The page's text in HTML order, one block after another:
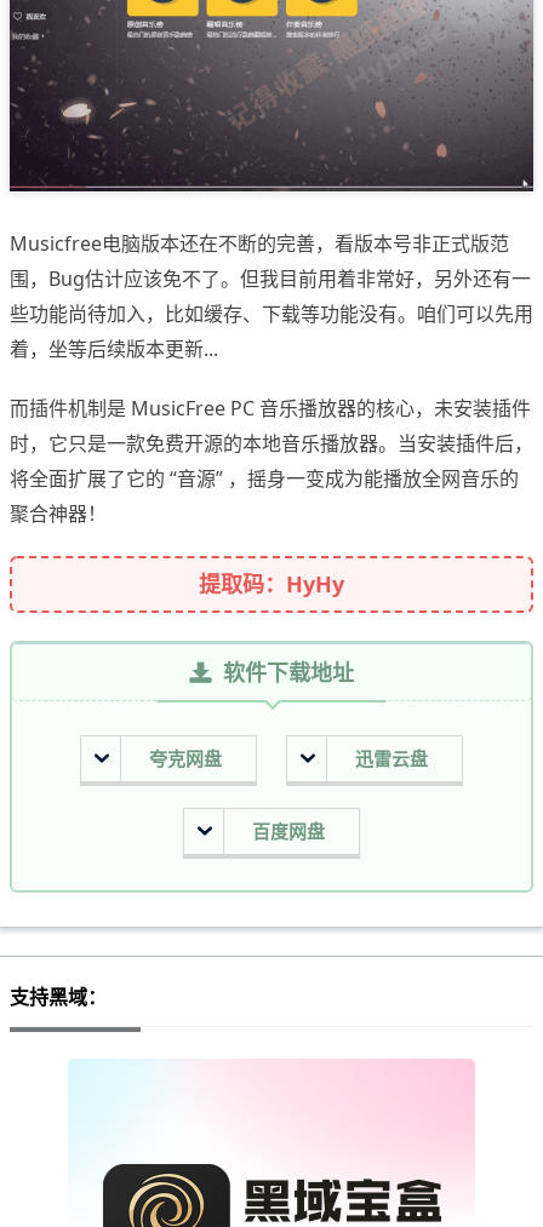
Musicfree电脑版本还在不断的完善，看版本号非正式版范
围，Bug估计应该免不了。但我目前用着非常好，另外还有一
些功能尚待加入，比如缓存、下载等功能没有。咱们可以先用
着，坐等后续版本更新...
而插件机制是 MusicFree PC 音乐播放器的核心，未安装插件
时，它只是一款免费开源的本地音乐播放器。当安装插件后，
将全面扩展了它的 “音源” ，摇身一变成为能播放全网音乐的
聚合神器！
提取码：HyHy
软件下载地址
夸克网盘 迅雷云盘
百度网盘
支持黑域：